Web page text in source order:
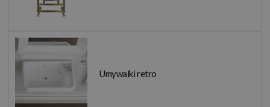
Umywalki retro